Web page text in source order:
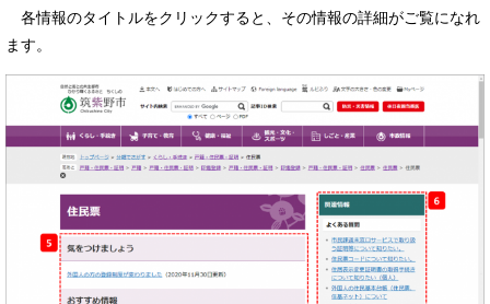
各情報のタイトルをクリックすると、その情報の詳細がご覧になれ
ます。